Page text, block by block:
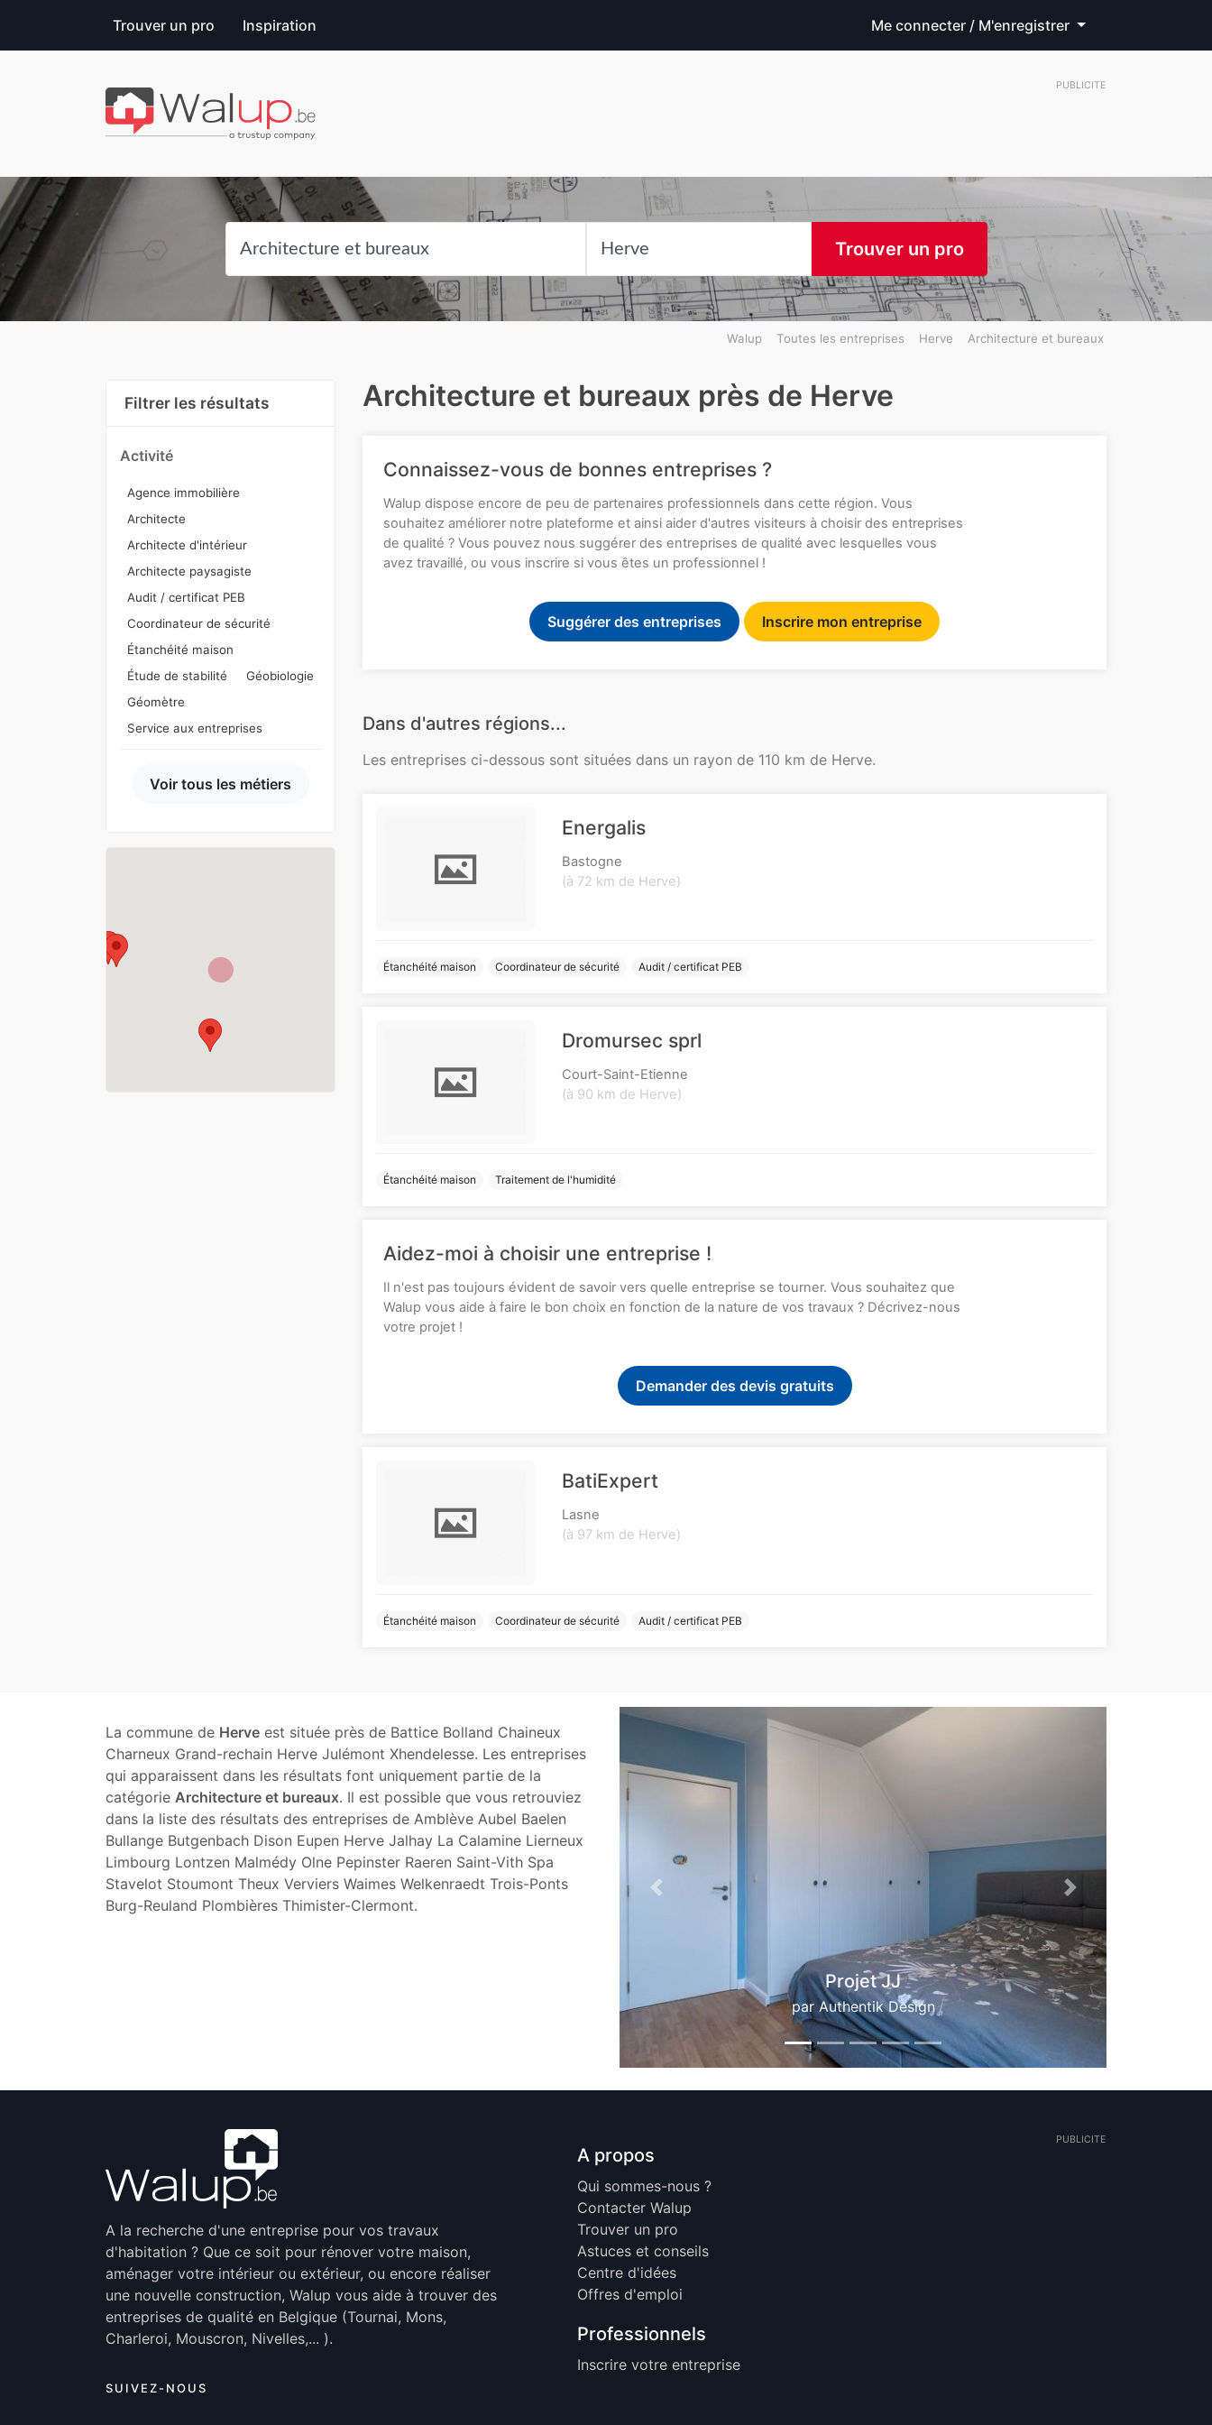
Trouver un pro Inspiration Me connecter / M'enregistrer
PUBLICITE
Trouver un pro
Walup Toutes les entreprises Herve Architecture et bureaux
Filtrer les résultats
Activité
Agence immobilière
Architecte
Architecte d'intérieur
Architecte paysagiste
Audit / certificat PEB
Coordinateur de sécurité
Étanchéité maison
Étude de stabilité
Géobiologie
Géomètre
Service aux entreprises
Voir tous les métiers
Architecture et bureaux près de Herve
Connaissez-vous de bonnes entreprises ?
Walup dispose encore de peu de partenaires professionnels dans cette région. Vous
souhaitez améliorer notre plateforme et ainsi aider d'autres visiteurs à choisir des entreprises
de qualité ? Vous pouvez nous suggérer des entreprises de qualité avec lesquelles vous
avez travaillé, ou vous inscrire si vous êtes un professionnel !
Suggérer des entreprises Inscrire mon entreprise
Dans d'autres régions...
Les entreprises ci-dessous sont situées dans un rayon de 110 km de Herve.
Energalis
Bastogne
(à 72 km de Herve)
Étanchéité maison Coordinateur de sécurité Audit / certificat PEB
Dromursec sprl
Court-Saint-Etienne
(à 90 km de Herve)
Étanchéité maison Traitement de l'humidité
Aidez-moi à choisir une entreprise !
Il n'est pas toujours évident de savoir vers quelle entreprise se tourner. Vous souhaitez que
Walup vous aide à faire le bon choix en fonction de la nature de vos travaux ? Décrivez-nous
votre projet !
Demander des devis gratuits
BatiExpert
Lasne
(à 97 km de Herve)
Étanchéité maison Coordinateur de sécurité Audit / certificat PEB
La commune de Herve est située près de Battice Bolland Chaineux
Charneux Grand-rechain Herve Julémont Xhendelesse. Les entreprises
qui apparaissent dans les résultats font uniquement partie de la
catégorie Architecture et bureaux. Il est possible que vous retrouviez
dans la liste des résultats des entreprises de Amblève Aubel Baelen
Bullange Butgenbach Dison Eupen Herve Jalhay La Calamine Lierneux
Limbourg Lontzen Malmédy Olne Pepinster Raeren Saint-Vith Spa
Stavelot Stoumont Theux Verviers Waimes Welkenraedt Trois-Ponts
Burg-Reuland Plombières Thimister-Clermont.
Projet JJ
parAuthentik Design
Previous Next
A la recherche d'une entreprise pour vos travaux
d'habitation ? Que ce soit pour rénover votre maison,
aménager votre intérieur ou extérieur, ou encore réaliser
une nouvelle construction, Walup vous aide à trouver des
entreprises de qualité en Belgique (Tournai, Mons,
Charleroi, Mouscron, Nivelles,... ).
SUIVEZ-NOUS
A propos
Qui sommes-nous ?
Contacter Walup
Trouver un pro
Astuces et conseils
Centre d'idées
Offres d'emploi
Professionnels
Inscrire votre entreprise
PUBLICITE